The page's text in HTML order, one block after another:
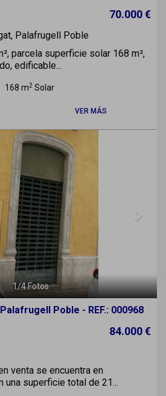
70.000 €
Palafrugell Poble
parcela superficie solar 168 m²,
edificable...
168 m2Solar
VER MÁS
1/4Fotos
Poble - REF.: 000968
84.000 €
venta se encuentra en
una superficie total de 21...